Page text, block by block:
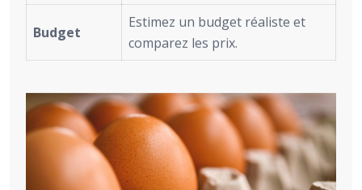
Budget
Estimez un budget réaliste et
comparez les prix.